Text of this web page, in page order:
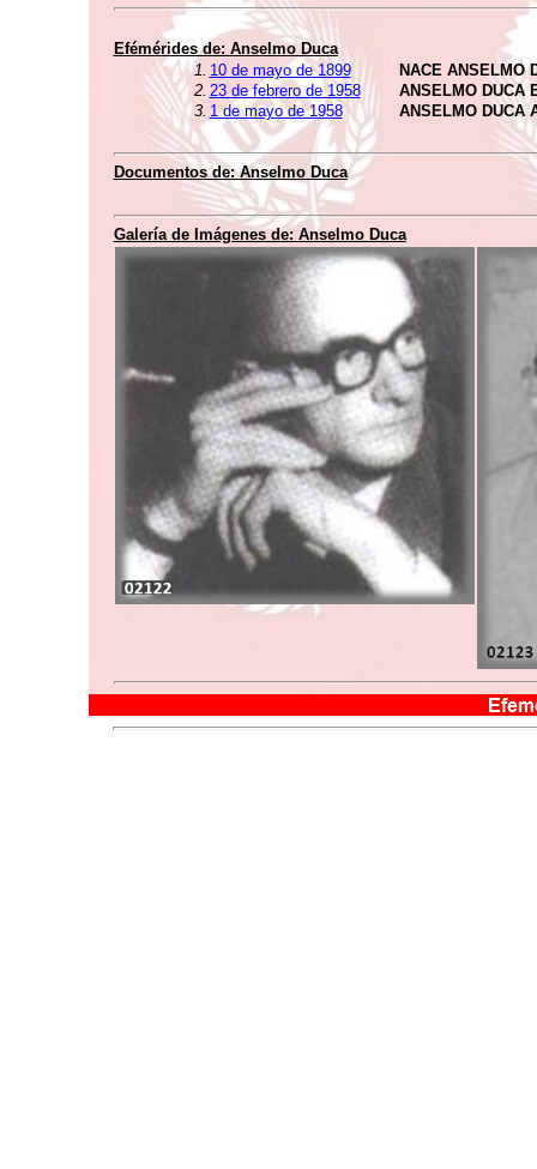
Efémérides de: Anselmo Duca
1. 10 de mayo de 1899
NACE ANSELMO
2. 23 de febrero de 1958
ANSELMO DUCA
3. 1 de mayo de 1958 ANSELMO DUCA
Documentos de:Anselmo Duca
Galería de Imágenes de: Anselmo Duca